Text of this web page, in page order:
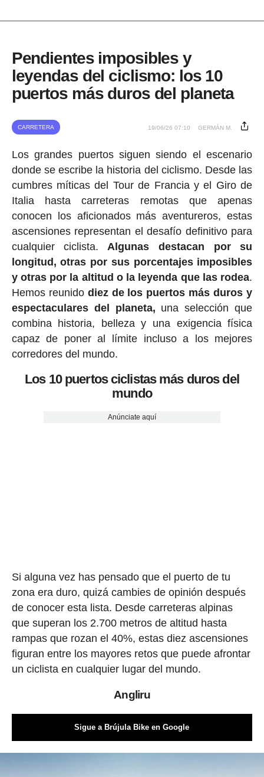
Pendientes imposibles y
leyendas del ciclismo: los 10
puertos más duros del planeta
CARRETERA 19/06/26 07:10 GERMÁN M.
Los grandes puertos siguen siendo el escenario
donde se escribe la historia del ciclismo. Desde las
cumbres míticas del Tour de Francia y el Giro de
Italia hasta carreteras remotas que apenas
conocen los aficionados más aventureros, estas
ascensiones representan el desafío definitivo para
cualquier ciclista. Algunas destacan por su
longitud, otras por sus porcentajes imposibles
y otras por la altitud o la leyenda que las rodea.
Hemos reunido diez de los puertos más duros y
espectaculares del planeta, una selección que
combina historia, belleza y una exigencia física
capaz de poner al límite incluso a los mejores
corredores del mundo.
Los 10 puertos ciclistas más duros del
mundo
Anúnciate aquí
Si alguna vez has pensado que el puerto de tu
zona era duro, quizá cambies de opinión después
de conocer esta lista. Desde carreteras alpinas
que superan los 2.700 metros de altitud hasta
rampas que rozan el 40%, estas diez ascensiones
figuran entre los mayores retos que puede afrontar
un ciclista en cualquier lugar del mundo.
Angliru
Sigue a Brújula Bike en Google